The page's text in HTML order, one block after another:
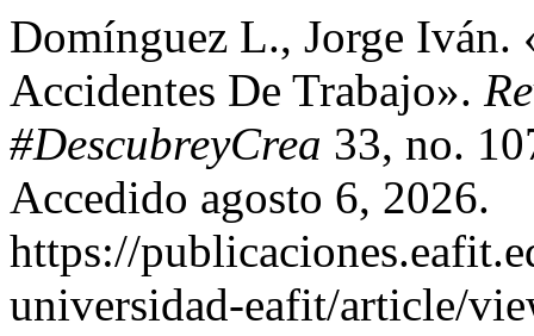
Domínguez L., Jorge Iván.
Accidentes De Trabajo».
#DescubreyCrea 33, no.
Accedido agosto 6, 2026.
https://
universidad-eafit/article/